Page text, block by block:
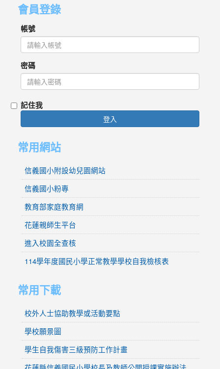
會員登錄
帳號
密碼
記住我
登入
常用網站
信義國小附設幼兒園網站
信義國小粉專
教育部家庭教育網
花蓮親師生平台
進入校園全查核
114學年度國民小學正常教學學校自我檢核表
常用下載
校外人士協助教學或活動要點
學校願景圖
學生自我傷害三級預防工作計畫